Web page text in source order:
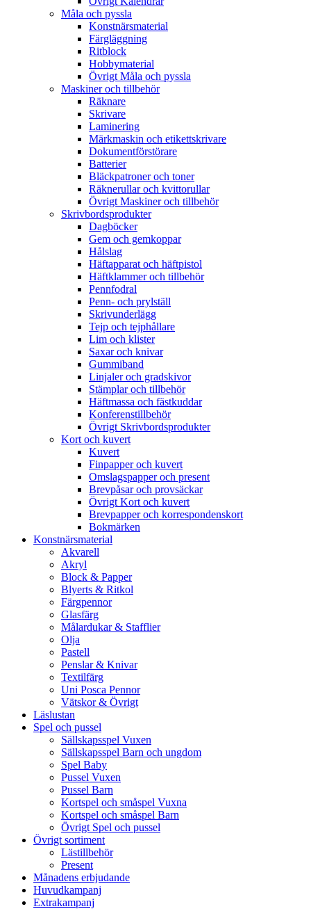
Måla och pyssla
Konstnärsmaterial
Färgläggning
Ritblock
Hobbymaterial
Övrigt Måla och pyssla
Maskiner och tillbehör
Räknare
Skrivare
Laminering
Märkmaskin och etikettskrivare
Dokumentförstörare
Batterier
Bläckpatroner och toner
Räknerullar och kvittorullar
Övrigt Maskiner och tillbehör
Skrivbordsprodukter
Dagböcker
Gem och gemkoppar
Hålslag
Häftapparat och häftpistol
Häftklammer och tillbehör
Pennfodral
Penn- och prylställ
Skrivunderlägg
Tejp och tejphållare
Lim och klister
Saxar och knivar
Gummiband
Linjaler och gradskivor
Stämplar och tillbehör
Häftmassa och fästkuddar
Konferenstillbehör
Övrigt Skrivbordsprodukter
Kort och kuvert
Kuvert
Finpapper och kuvert
Omslagspapper och present
Brevpåsar och provsäckar
Övrigt Kort och kuvert
Brevpapper och korrespondenskort
Bokmärken
Konstnärsmaterial
Akvarell
Akryl
Block & Papper
Blyerts & Ritkol
Färgpennor
Glasfärg
Målardukar & Stafflier
Olja
Pastell
Penslar & Knivar
Textilfärg
Uni Posca Pennor
Vätskor & Övrigt
Läslustan
Spel och pussel
Sällskapsspel Vuxen
Sällskapsspel Barn och ungdom
Spel Baby
Pussel Vuxen
Pussel Barn
Kortspel och småspel Vuxna
Kortspel och småspel Barn
Övrigt Spel och pussel
Övrigt sortiment
Lästillbehör
Present
Månadens erbjudande
Huvudkampanj
Extrakampanj